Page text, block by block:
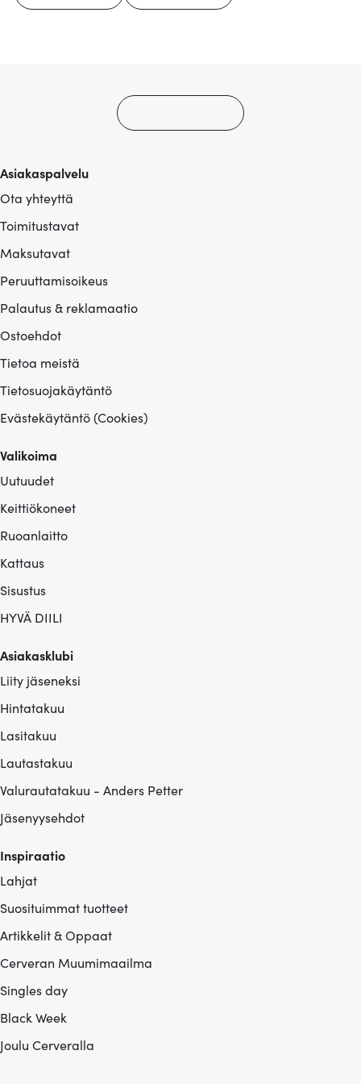
Asiakaspalvelu
Ota yhteyttä
Toimitustavat
Maksutavat
Peruuttamisoikeus
Palautus & reklamaatio
Ostoehdot
Tietoa meistä
Tietosuojakäytäntö
Evästekäytäntö (Cookies)
Valikoima
Uutuudet
Keittiökoneet
Ruoanlaitto
Kattaus
Sisustus
HYVÄ DIILI
Asiakasklubi
Liity jäseneksi
Hintatakuu
Lasitakuu
Lautastakuu
Valurautatakuu - Anders Petter
Jäsenyysehdot
Inspiraatio
Lahjat
Suosituimmat tuotteet
Artikkelit & Oppaat
Cerveran Muumimaailma
Singles day
Black Week
Joulu Cerveralla